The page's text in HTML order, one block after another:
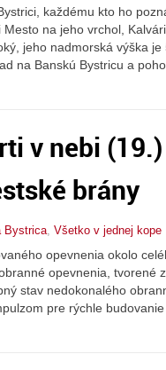
každému kto ho
na jeho vrchol,
jeho nadmorská výška je
na Banskú Bystricu a
v nebi
brány
Bystrica Všetko v jednej kope
opevnenia okolo
opevnenia, tvorené
stav nedokonalého
pre rýchle